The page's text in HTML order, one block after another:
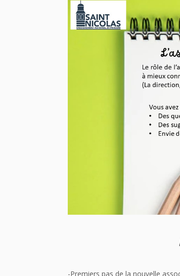
-Premiers pas de la nouvelle